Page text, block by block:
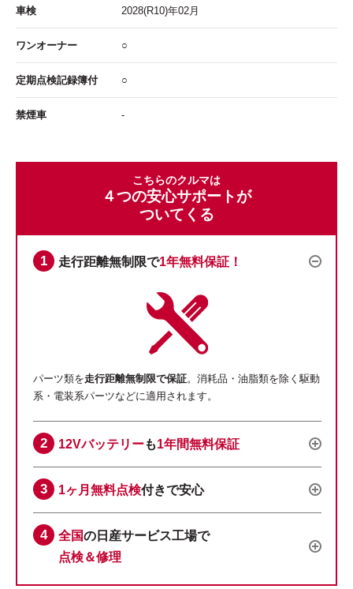
車検 2028(R10)年02 月
ワンオーナー ○
定期点検記録簿付 ○
禁煙車 -
こちらのクルマは
４つの安心サポートが
ついてくる
走行距離無制限で1年無料保証！
パーツ類を走行距離無制限で保証。消耗品・油脂類を除く駆動
系・電装系パーツなどに適用されます。
12Vバッテリーも1年間無料保証
1ヶ月無料点検付きで安心
全国の日産サービス工場で
点検＆修理